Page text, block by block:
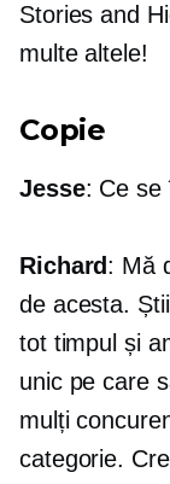
Stories and
multe altele!
Copie
Jesse: Ce se
Richard: Mă
de acesta.
tot timpul și
unic pe care
mulți
categorie.